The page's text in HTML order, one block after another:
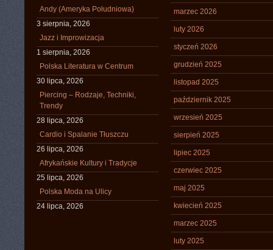
Andy (Ameryka Południowa)
3 sierpnia, 2026
Jazz i Improwizacja
1 sierpnia, 2026
Polska Literatura w Centrum
30 lipca, 2026
Piercing – Rodzaje, Techniki,
Trendy
28 lipca, 2026
Cardio i Spalanie Tłuszczu
26 lipca, 2026
Afrykańskie Kultury i Tradycje
25 lipca, 2026
Polska Moda na Ulicy
24 lipca, 2026
marzec 2026
luty 2026
styczeń 2026
grudzień 2025
listopad 2025
październik 2025
wrzesień 2025
sierpień 2025
lipiec 2025
czerwiec 2025
maj 2025
kwiecień 2025
marzec 2025
luty 2025